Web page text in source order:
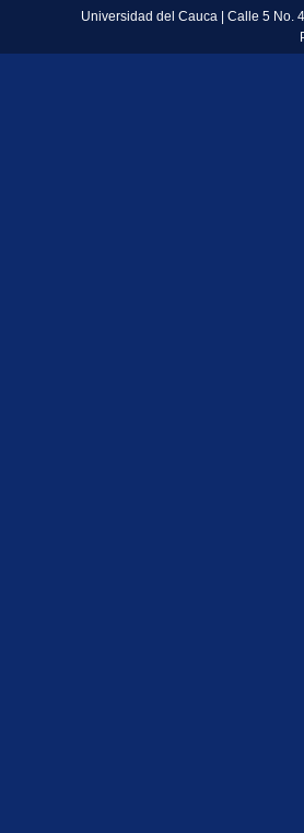
Universidad del Cauca | Calle 5 No.